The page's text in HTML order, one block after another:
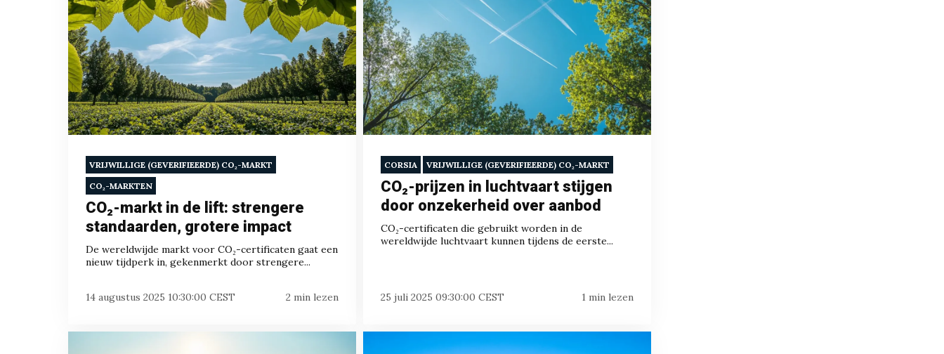
VRIJWILLIGE (GEVERIFIEERDE) CO₂-MARKT
CO₂-MARKTEN
CO₂-markt in de lift: strengere
standaarden, grotere impact
De wereldwijde markt voor CO₂-certificaten gaat een
nieuw tijdperk in, gekenmerkt door strengere...
14 augustus 2025 10:30:00 CEST 2 min lezen
CORSIA VRIJWILLIGE (GEVERIFIEERDE) CO₂-MARKT
CO₂-prijzen in luchtvaart stijgen
door onzekerheid over aanbod
CO₂-certificaten die gebruikt worden in de
wereldwijde luchtvaart kunnen tijdens de eerste...
25 juli 2025 09:30:00 CEST 1 min lezen